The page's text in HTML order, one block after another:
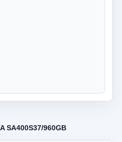
SA400S37/960GB